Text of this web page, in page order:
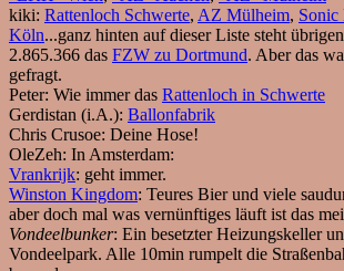
kiki: Rattenloch Schwerte, AZ Mülheim, Sonic
Köln...ganz hinten auf dieser Liste steht
2.865.366 das FZW zu Dortmund. Aber das
gefragt.
Peter: Wie immer das Rattenloch in Schwerte
Gerdistan (i.A.): Ballonfabrik
Chris Crusoe: Deine Hose!
OleZeh: In Amsterdam:
Vrankrijk: geht immer.
Winston Kingdom: Teures Bier und viele
aber doch mal was vernünftiges läuft ist das
Vondeelbunker: Ein besetzter Heizungskeller
Vondeelpark. Alle 10min rumpelt die